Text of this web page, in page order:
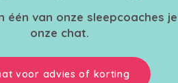
één van onze sleepcoaches
onze chat.
voor advies of korting